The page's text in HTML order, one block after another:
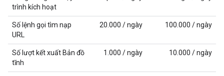
trình kích hoạt
Số lệnh gọi tìm nạp
URL
20.000 / ngày 100.000 / ngày
Số lượt kết xuất Bản đồ
tĩnh
1.000 / ngày 10.000 / ngày